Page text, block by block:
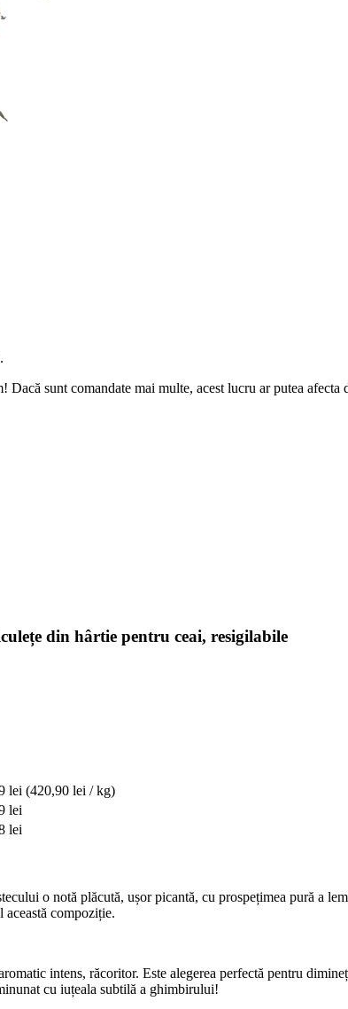
.
sunt comandate mai multe, acest lucru ar putea afecta
din hârtie pentru ceai, resigilabile
lei (420,90 lei / kg)
lei
lei
o notă plăcută, ușor picantă, cu prospețimea pură a
această compoziție.
intens, răcoritor. Este alegerea perfectă pentru
cu iuțeala subtilă a ghimbirului!